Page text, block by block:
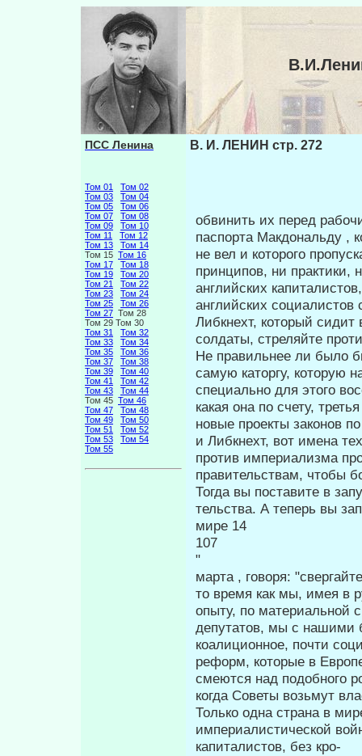
ПСС Ленина
Том 01
Том 02
Том 03
Том 04
Том 05
Том 06
Том 07
Том 08
Том 09
Том 10
Том 11
Том 12
Том 13
Том 14
Том 15 Том 16
Том 17
Том 18
Том 19
Том 20
Том 21
Том 22
Том 23
Том 24
Том 25
Том 26
Том 27 Том 28
Том 29 Том 30
Том 31
Том 32
Том 33
Том 34
Том 35
Том 36
Том 37
Том 38
Том 39
Том 40
Том 41
Том 42
Том 43
Том 44
Том 45 Том 46
Том 47
Том 48
Том 49
Том 50
Том 51
Том 52
Том 53
Том 54
Том 55
В. И. ЛЕНИН стр. 272
обвинить их перед
паспорта Макдональду ,
не вел и которо­го
принципов, ни практики,
английских
английских
Либкнехт, который сидит
солдаты, стреляйте
Не правильнее ли было
самую каторгу, которую
специально для этого
какая она по счету,
новые проекты законов
и Либкнехт, вот имена
против империализма
правительствам, чтобы
Тогда вы поставите в
тельства. А теперь вы
мире 14
марта , говоря:
то вре­мя как мы, имея в
опыту, по матери­альной
депутатов, мы с нашими
коалиционное, почти
реформ, которые в
смеются над подобного
когда Советы возьмут
Только одна страна в
империалистиче­ской
капиталистов, без кро-